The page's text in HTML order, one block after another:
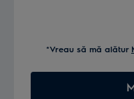
*Vreau să mă alătur